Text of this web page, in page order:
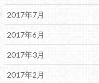
2017年7月
2017年6月
2017年3月
2017年2月